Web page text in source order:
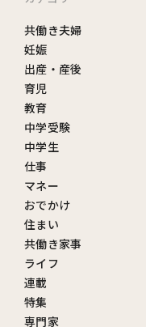
共働き夫婦
妊娠
出産・産後
育児
教育
中学受験
中学生
仕事
マネー
おでかけ
住まい
共働き家事
ライフ
連載
特集
専門家